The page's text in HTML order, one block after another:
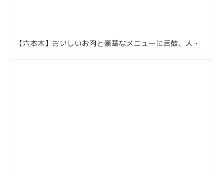
【六本木】おいしいお肉と豪華なメニューに舌鼓、人気店「ぽんが」が六本木にくるとこうなる！